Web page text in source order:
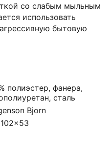
со слабым мыльным
использовать
бытовую
полиэстер, фанера,
сталь
Bjorn